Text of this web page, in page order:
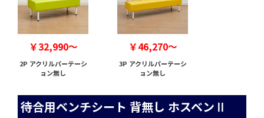
￥32,990～
2P アクリルパーテーシ
ョン無し
￥46,270～
3P アクリルパーテーシ
ョン無し
待合用ベンチシート 背無し ホスベンⅡ